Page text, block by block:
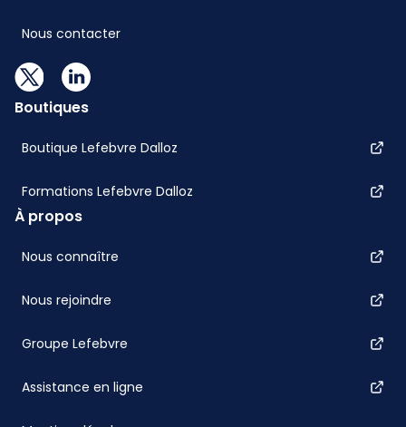
Nous contacter
Boutiques
Boutique Lefebvre Dalloz
Formations Lefebvre Dalloz
À propos
Nous connaître
Nous rejoindre
Groupe Lefebvre
Assistance en ligne